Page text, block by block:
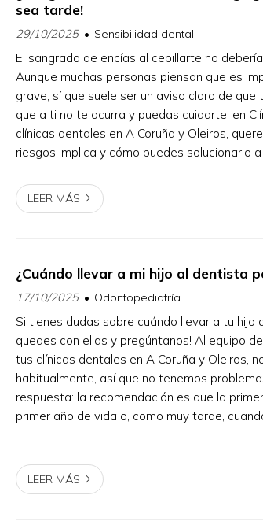
sea tarde!
29/10/2025 Sensibilidad dental
El sangrado de encías al cepillarte no
Aunque muchas personas piensan que es
grave, sí que suele ser un aviso claro de
que a ti no te ocurra y puedas cuidarte, en
clínicas dentales en A Coruña y Oleiros,
riesgos implica y cómo puedes solucionarlo
LEER MÁS
¿Cuándo llevar a mi hijo al dentista
17/10/2025 Odontopediatría
Si tienes dudas sobre cuándo llevar a tu hijo
quedes con ellas y pregúntanos! Al equipo
tus clínicas dentales en A Coruña y Oleiros,
habitualmente, así que no tenemos
respuesta: la recomendación es que la
primer año de vida o, como muy tarde,
LEER MÁS